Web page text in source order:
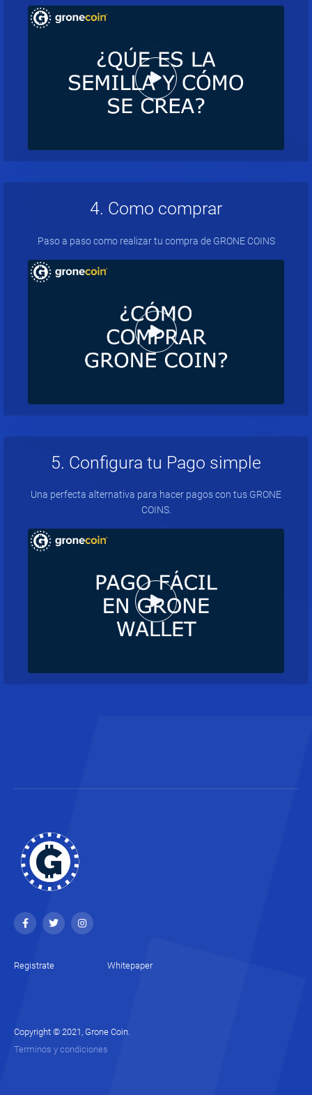
4. Como comprar
Paso a paso como realizar tu compra de GRONE COINS
5. Configura tu Pago simple
Una perfecta alternativa para hacer pagos con tus GRONE
COINS.
Registrate Whitepaper
Copyright © 2021, Grone Coin.
Terminos y condiciones